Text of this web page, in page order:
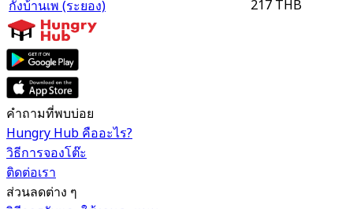
กั้งบ้านเพ (ระยอง)
217 THB
คำถามที่พบบ่อย
Hungry Hub คืออะไร?
วิธีการจองโต๊ะ
ติดต่อเรา
ส่วนลดต่าง ๆ